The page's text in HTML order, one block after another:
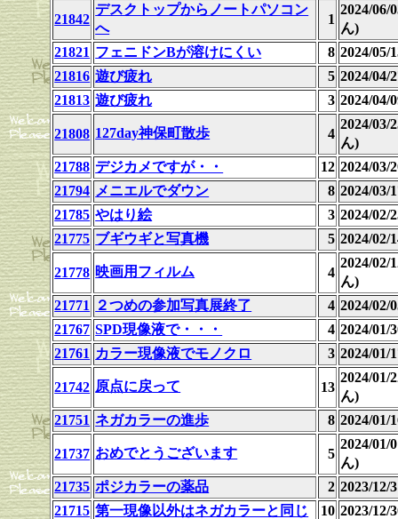
21842
デスクトップからノートパソコン
へ
1
2024/06/
ん)
21821 フェニドンBが溶けにくい 8 2024/05/
21816 遊び疲れ 5 2024/04/
21813 遊び疲れ 3 2024/04/
21808 127day神保町散歩 4
2024/03/
ん)
21788 デジカメですが・・ 12 2024/03/
21794 メニエルでダウン 8 2024/03/
21785 やはり絵 3 2024/02/
21775 ブギウギと写真機 5 2024/02/
21778 映画用フィルム 4
2024/02/
ん)
21771
２つめの参加写真展終了 4 2024/02/
21767 SPD現像液で・・・ 4 2024/01/
21761 カラー現像液でモノクロ 3 2024/01/
21742 原点に戻って 13
2024/01/
ん)
21751 ネガカラーの進歩 8 2024/01/
21737 おめでとうございます 5
2024/01/
ん)
21735 ポジカラーの薬品 2 2023/12/
21715 第一現像以外はネガカラーと同じ 10 2023/12/